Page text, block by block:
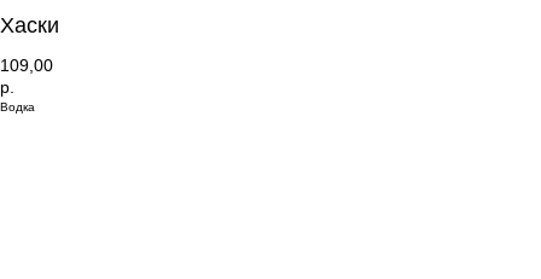
Хаски
109,00
р.
Водка